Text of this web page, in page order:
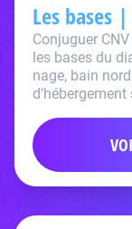
Les bases
Conjuguer
les bases du
nage, bain
d'hébergement